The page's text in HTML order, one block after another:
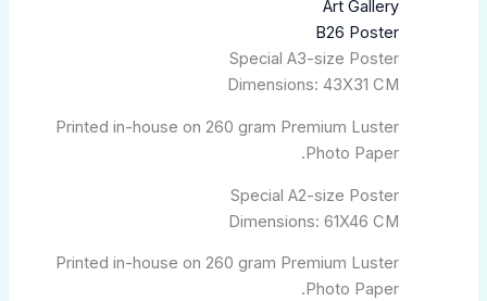
B26 Poster
Special A3-size Poster
Dimensions: 43X31 CM
Printed in-house on 260 gram Premium Luster
Photo Paper.
Special A2-size Poster
Dimensions: 61X46 CM
Printed in-house on 260 gram Premium Luster
Photo Paper.
خلال
⁦kr.350,00⁩
يمكن
المنتج